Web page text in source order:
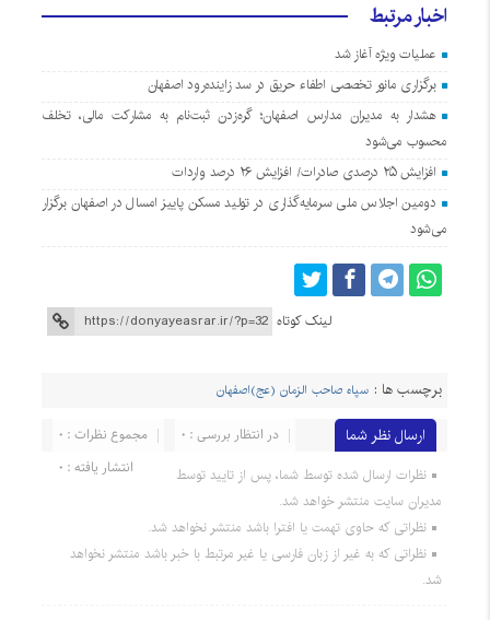
اخبار مرتبط
عملیات ویژه آغاز شد
برگزاری مانور تخصصی اطفاء حریق در سد زاینده‌رود اصفهان
هشدار به مدیران مدارس اصفهان؛ گره‌زدن ثبت‌نام به مشارکت مالی، تخلف
محسوب می‌شود
افزایش ۲۵ درصدی صادرات/ افزایش ۲۶ درصد واردات
دومین اجلاس ملی سرمایه‌گذاری در تولید مسکن پاییز امسال در اصفهان برگزار
می‌شود
لینک کوتاه
برچسب ها : سپاه صاحب الزمان (عج)اصفهان
ارسال نظر شما مجموع نظرات : 0
در انتظار بررسی : 0
انتشار یافته : 0
نظرات ارسال شده توسط شما، پس از تایید توسط
مدیران سایت منتشر خواهد شد.
نظراتی که حاوی تهمت یا افترا باشد منتشر نخواهد شد.
نظراتی که به غیر از زبان فارسی یا غیر مرتبط با خبر باشد منتشر نخواهد
شد.